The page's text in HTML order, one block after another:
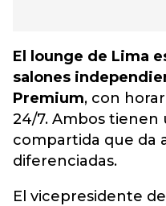
El lounge de Lima
salones
Premium, con
24/7. Ambos tienen
compartida que da
diferenciadas.
El vicepresidente